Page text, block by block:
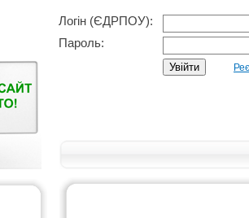
Логін (ЄДРПОУ):
Пароль: